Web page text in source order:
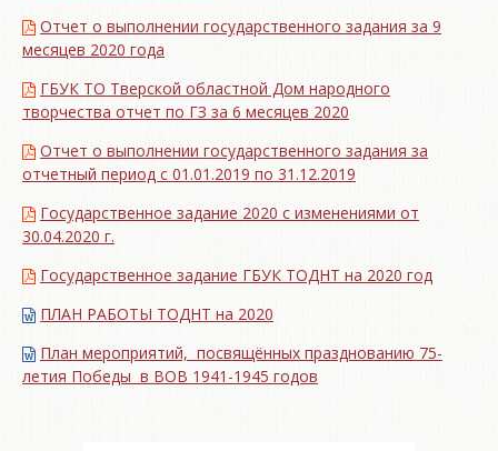
Отчет о выполнении государственного задания за 9
месяцев 2020 года
ГБУК ТО Тверской областной Дом народного
творчества отчет по ГЗ за 6 месяцев 2020
Отчет о выполнении государственного задания за
отчетный период с 01.01.2019 по 31.12.2019
Государственное задание 2020 с изменениями от
30.04.2020 г.
Государственное задание ГБУК ТОДНТ на 2020 год
ПЛАН РАБОТЫ ТОДНТ на 2020
План мероприятий, посвящённых празднованию 75-
летия Победы в ВОВ 1941-1945 годов